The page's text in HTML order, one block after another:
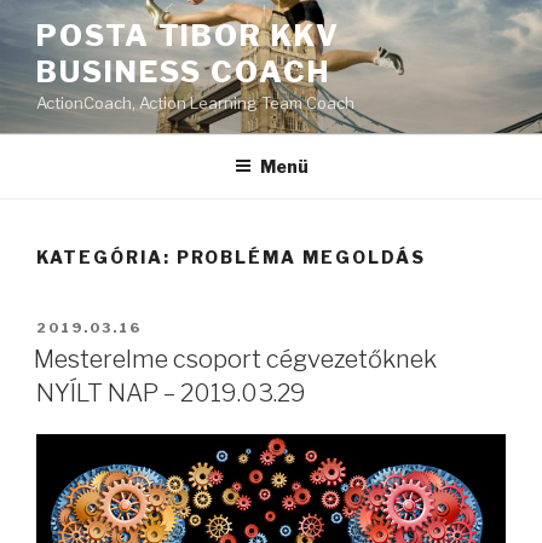
Tartalomhoz
POSTA TIBOR KKV
BUSINESS COACH
ActionCoach, Action Learning Team Coach
Menü
KATEGÓRIA: PROBLÉMA MEGOLDÁS
BEKÜLDVE:
2019.03.16
Mesterelme csoport cégvezetőknek
NYÍLT NAP – 2019.03.29